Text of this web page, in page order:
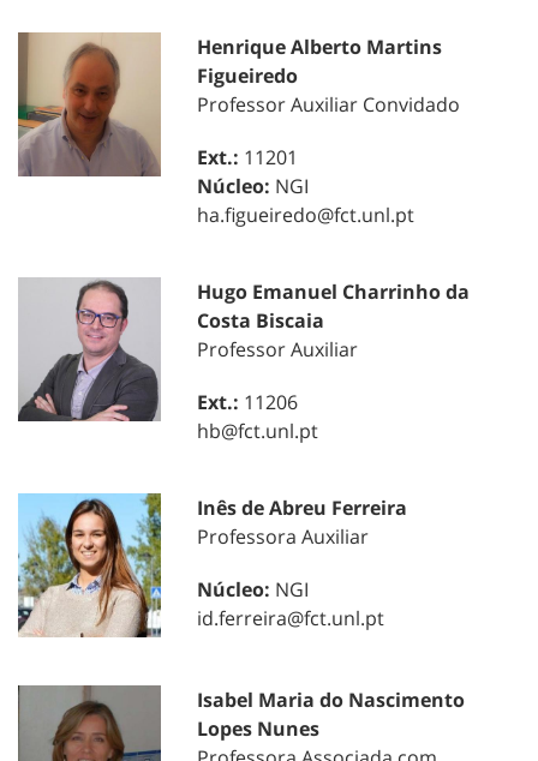
Henrique Alberto Martins
Figueiredo
Professor Auxiliar Convidado
Ext.: 11201
Núcleo: NGI
ha.figueiredo@fct.unl.pt
Hugo Emanuel Charrinho da
Costa Biscaia
Professor Auxiliar
Ext.: 11206
hb@fct.unl.pt
Inês de Abreu Ferreira
Professora Auxiliar
Núcleo: NGI
id.ferreira@fct.unl.pt
Isabel Maria do Nascimento
Lopes Nunes